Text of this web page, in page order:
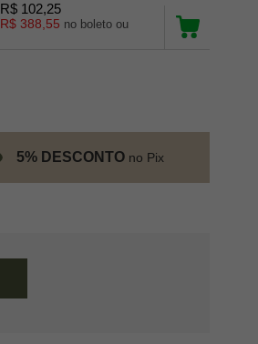
R$ 102,25
R$ 388,55 no boleto ou
5% DESCONTO no Pix